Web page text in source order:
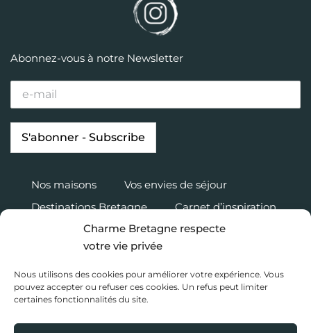
Charme Bretagne respecte
votre vie privée
Nous utilisons des cookies pour améliorer votre expérience. Vous
pouvez accepter ou refuser ces cookies. Un refus peut limiter
certaines fonctionnalités du site.
Abonnez-vous à notre Newsletter
Nos maisons
Vos envies de séjour
Destinations Bretagne
Carnet d’inspiration
Charme Bretagne
Mentions légales